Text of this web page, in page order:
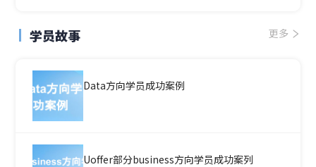
学员故事 更多
Data方向学员成功案例
Uoffer部分business方向学员成功案列